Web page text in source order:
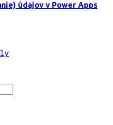
údajov v Power Apps